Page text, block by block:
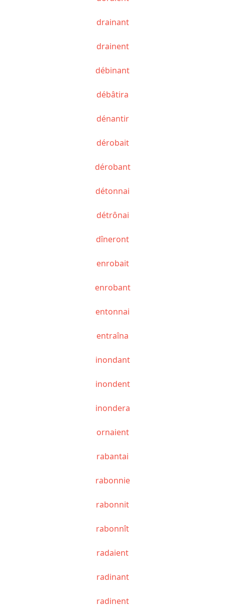
drainant
drainent
débinant
débâtira
dénantir
dérobait
dérobant
détonnai
détrônai
dîneront
enrobait
enrobant
entonnai
entraîna
inondant
inondent
inondera
ornaient
rabantai
rabonnie
rabonnit
rabonnît
radaient
radinant
radinent